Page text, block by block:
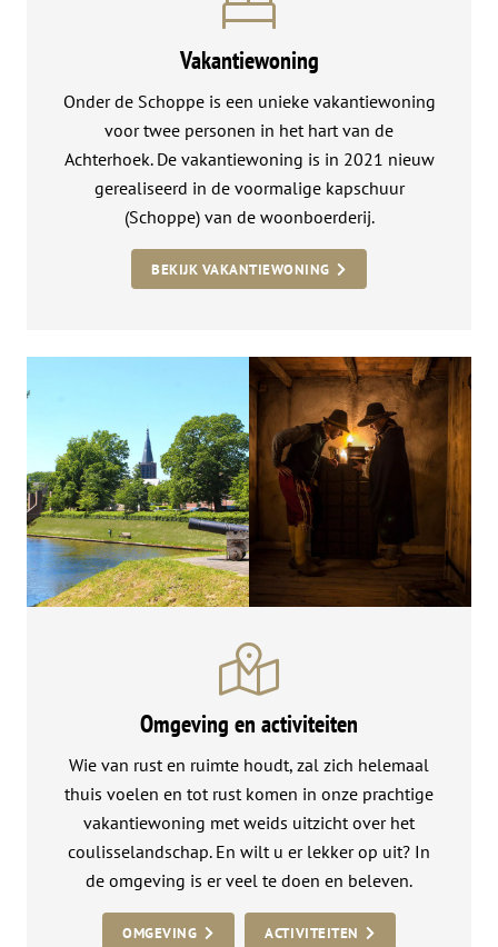
Vakantiewoning
Onder de Schoppe is een unieke vakantiewoning
voor twee personen in het hart van de
Achterhoek. De vakantiewoning is in 2021 nieuw
gerealiseerd in de voormalige kapschuur
(Schoppe) van de woonboerderij.
BEKIJK VAKANTIEWONING
Omgeving en activiteiten
Wie van rust en ruimte houdt, zal zich helemaal
thuis voelen en tot rust komen in onze prachtige
vakantiewoning met weids uitzicht over het
coulisselandschap. En wilt u er lekker op uit? In
de omgeving is er veel te doen en beleven.
OMGEVING ACTIVITEITEN